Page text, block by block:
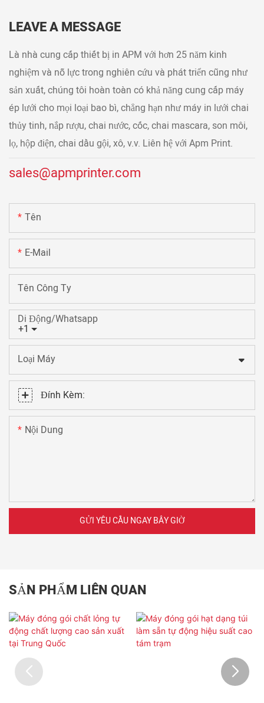
LEAVE A MESSAGE
Là nhà cung cấp thiết bị in APM với hơn 25 năm kinh
nghiệm và nỗ lực trong nghiên cứu và phát triển cũng như
sản xuất, chúng tôi hoàn toàn có khả năng cung cấp máy
ép lưới cho mọi loại bao bì, chẳng hạn như máy in lưới chai
thủy tinh, nắp rượu, chai nước, cốc, chai mascara, son môi,
lọ, hộp điện, chai dầu gội, xô, v.v. Liên hệ với Apm Print.
sales@apmprinter.com
Tên
E-Mail
Tên Công Ty
+1
Di Động/Whatsapp
Loại Máy
Đính Kèm:
Nội Dung
GỬI YÊU CẦU NGAY BÂY GIỜ
SẢN PHẨM LIÊN QUAN